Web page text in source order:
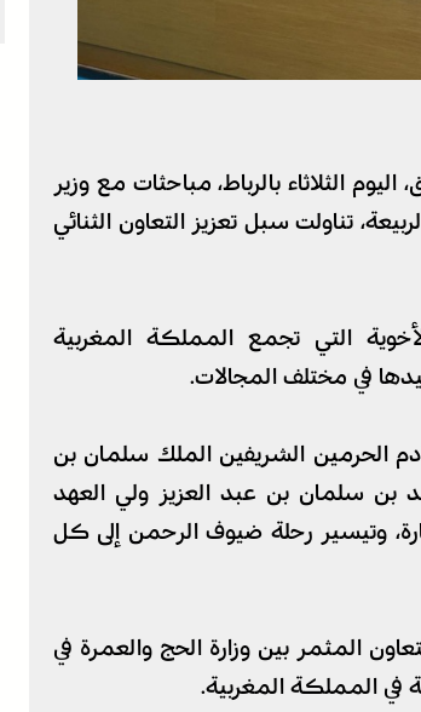
الثلاثاء بالرباط، مباحثات مع وزير
تناولت سبل تعزيز التعاون الثنائي
التي تجمع المملكة المغربية
في مختلف المجالات.
الحرمين الشريفين الملك سلمان بن
بن سلمان بن عبد العزيز ولي العهد
وتيسير رحلة ضيوف الرحمن إلى كل
المثمر بين وزارة الحج والعمرة في
في المملكة المغربية.